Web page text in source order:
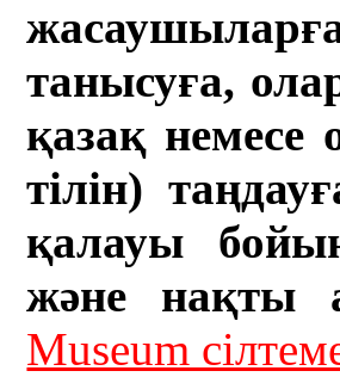
танысуға,
қазақ немесе
тілін)
қалауы
және нақты
Museum